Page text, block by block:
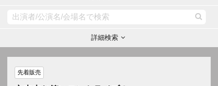
詳細検索
先着販売